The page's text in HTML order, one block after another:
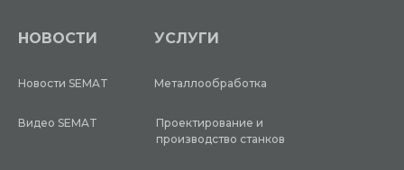
НОВОСТИ
Новости SEMAT
УСЛУГИ
Проектирование и
производство станков
Металлообработка
Видео SEMAT